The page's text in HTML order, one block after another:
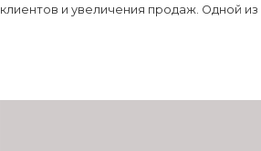
клиентов и увеличения продаж. Одной из